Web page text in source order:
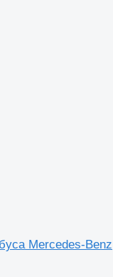
Mercedes-Benz